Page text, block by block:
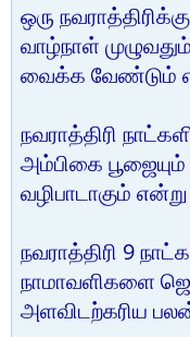
ஒரு
வாழ்நாள்
வைக்க வேண்டும்
நவராத்திரி
அம்பிகை
வழிபாடாகும் என்று
நவராத்திரி 9
நாமாவளிகளை
அளவிடற்கரிய